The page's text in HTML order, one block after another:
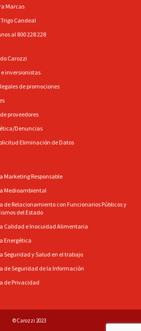
Marcas
Candeal
al 800 228 228
Carozzi
e inversionistas
de promociones
proveedores
Denuncias
Eliminación de Datos
Marketing Responsable
Medioambiental
de Relacionamiento con Funcionarios Públicos y
del Estado
Calidad e Inocuidad Alimentaria
Energética
Seguridad y Salud en el trabajo
de Seguridad de la Información
de Privacidad
©Carozzi 2023